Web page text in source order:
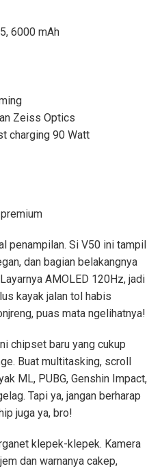
6000 mAh
Zeiss Optics
charging 90 Watt
penampilan. Si V50 ini tampil
dan bagian belakangnya
AMOLED 120Hz, jadi
kayak jalan tol habis
puas mata ngelihatnya!
chipset baru yang cukup
Buat multitasking, scroll
ML, PUBG, Genshin Impact,
Tapi ya, jangan berharap
juga ya, bro!
klepek-klepek. Kamera
dan warnanya cakep,